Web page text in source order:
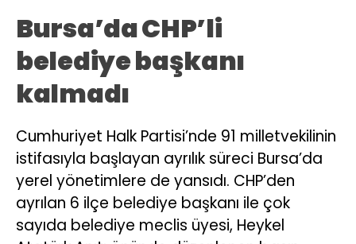
Bursa’da CHP’li
belediye başkanı
kalmadı
Cumhuriyet Halk Partisi’nde 91 milletvekilinin
istifasıyla başlayan ayrılık süreci Bursa’da
yerel yönetimlere de yansıdı. CHP’den
ayrılan 6 ilçe belediye başkanı ile çok
sayıda belediye meclis üyesi, Heykel